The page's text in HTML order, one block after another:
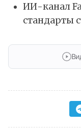
ИИ-канал
стандарты